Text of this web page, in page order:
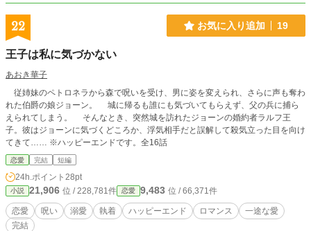
爵を救いたい！〜ラスボス復活を阻止して、推しのハッピー
エンドをつかみ取れ〜 】 ※ストックがなくなり次第ノロノ
ロ更新になるのでご了承下さい。 ※RPG要素はそこまでない
Ｌ要素はありますが、ＢＬではありません。主人公の性別が
で頂けると思います。最終的にはまた変わる予定です。 ※フ
ァンタジーから恋愛に変更致しました。 ※９０話くらいま
では全く甘さはありません。ほぼファンタジー寄りです。
※Ｒ−１５からＲ−１８に変更するかもしれません。ご了承下
さいませ。まだ未定ですが、話は（※）で区切りますので苦
手な方は飛ばして下さいm(_ _)m ※ファンタジー系は初めて
書きますので、何卒温かくお見守り下さいませ。細かい描写
も苦手なので何卒宜しくお願い致します。
22 お気に入り追加 19
王子は私に気づかない
あおき華子
従姉妹のペトロネラから森で呪いを受け、男に姿を変えられ、さらに声も奪わ
れた伯爵の娘ジョーン。 城に帰るも誰にも気づいてもらえず、父の兵に捕ら
えられてしまう。 そんなとき、突然城を訪れたジョーンの婚約者ラルフ王
子。彼はジョーンに気づくどころか、浮気相手だと誤解して殺気立った目を向け
てきて…… ※ハッピーエンドです。全16話
恋愛 完結 短編
24h.ポイント 28pt
小説 21,906 位 / 228,781件 恋愛 9,483 位 / 66,371件
恋愛 呪い 溺愛 執着 ハッピーエンド ロマンス
一途な愛
完結